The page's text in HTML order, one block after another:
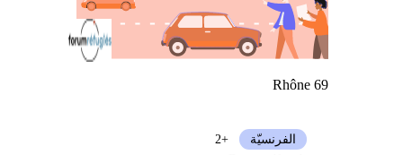
Rhône 69
الفرنسيّة
+2